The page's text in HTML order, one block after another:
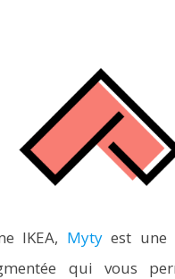
IKEA, Mytyest une
qui vous